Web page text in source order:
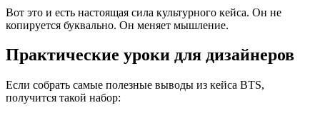
Вот это и есть настоящая сила культурного кейса. Он не
копируется буквально. Он меняет мышление.
Практические уроки для дизайнеров
Если собрать самые полезные выводы из кейса BTS,
получится такой набор: